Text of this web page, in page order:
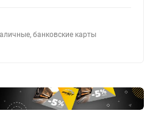
банковские карты